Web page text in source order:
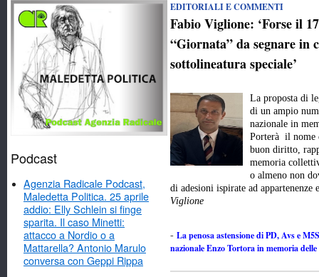
Podcast
Agenzia Radicale Podcast,
Maledetta Politica. 25 aprile
addio: Elly Schlein si finge
sparita. Il caso Minetti:
attacco a Nordio o a
Mattarella? Antonio Marulo
conversa con Geppi Rippa
EDITORIALI E COMMENTI
Fabio Viglione: ‘Forse il
“Giornata” da segnare in
sottolineatura speciale’
La proposta di
di un ampio
nazionale in
Porterà il nome
buon diritto,
memoria
o almeno non
di adesioni ispirate ad
Viglione
- La penosa astensione di PD, Avs e
nazionale Enzo Tortora in memoria